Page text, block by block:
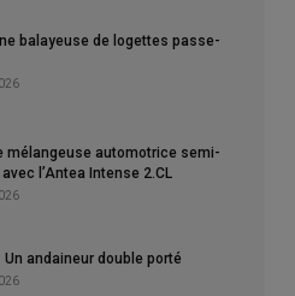
haut son offre en
l’année dernière, cet appareil
litres
une
, pour la saison 2027, et même
balayeuse de logettes passe-
mélangeuse automotrice semi-
l’Antea Intense 2.CL
andaineur double porté